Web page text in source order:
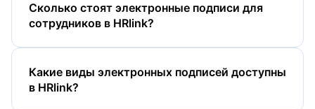
Сколько стоят электронные подписи для
сотрудников в HRlink?
Какие виды электронных подписей доступны
в HRlink?